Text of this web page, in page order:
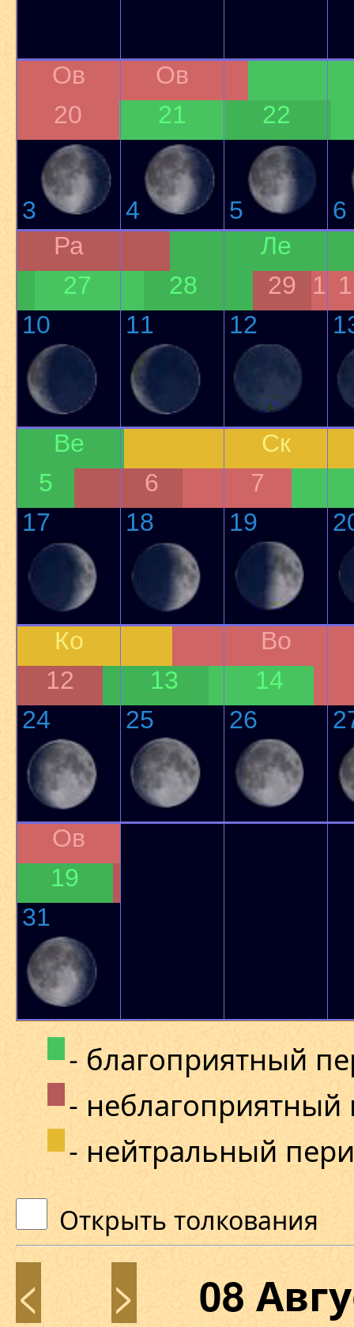
Ов
20
3
Ов
21
4
22
5
6
Ра
27
10
28
11
Ле
29
1
12
1
Ве
5
17
6
18
Ск
7
19
Ко
12
24
13
25
Во
14
26
Ов
19
31
- благоприятный
- неблагоприятный
- нейтральный
Открыть толкования
< > 08